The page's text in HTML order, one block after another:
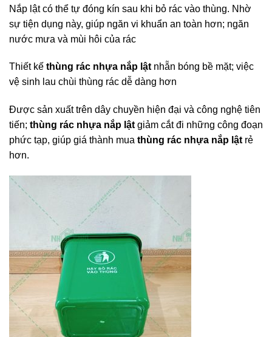
Nắp lật có thể tự đóng kín sau khi bỏ rác vào thùng. Nhờ
sự tiện dụng này, giúp ngăn vi khuẩn an toàn hơn; ngăn
nước mưa và mùi hôi của rác
Thiết kế thùng rác nhựa nắp lật nhẵn bóng bề mặt; việc
vệ sinh lau chùi thùng rác dễ dàng hơn
Được sản xuất trên dây chuyền hiện đại và công nghệ tiên
tiến; thùng rác nhựa nắp lật giảm cắt đi những công đoạn
phức tạp, giúp giá thành mua thùng rác nhựa nắp lật rẻ
hơn.